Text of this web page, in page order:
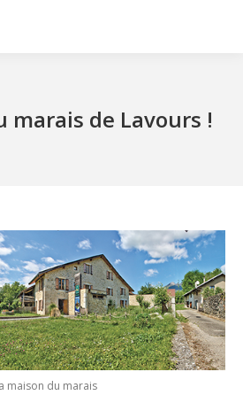
marais de Lavours !
maison du marais